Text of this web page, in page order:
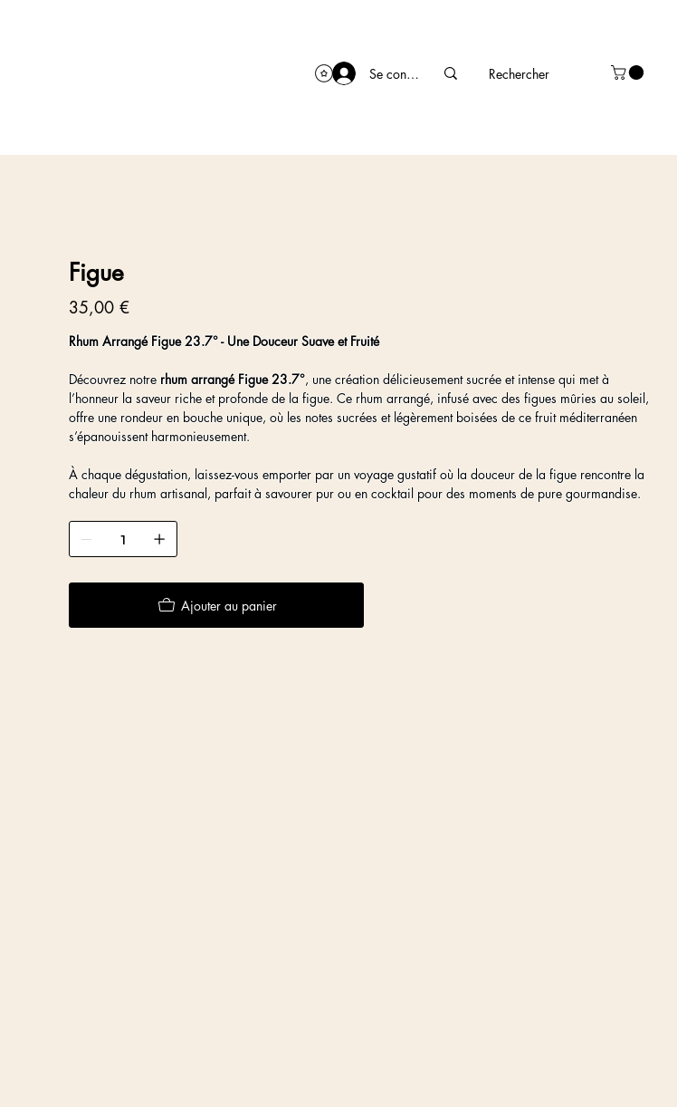
Se connecter
Figue
Prix
35,00 €
Rhum Arrangé Figue 23.7° - Une Douceur Suave et Fruité
Découvrez notre rhum arrangé Figue 23.7°, une création délicieusement sucrée et intense qui met à
l’honneur la saveur riche et profonde de la figue. Ce rhum arrangé, infusé avec des figues mûries au soleil,
offre une rondeur en bouche unique, où les notes sucrées et légèrement boisées de ce fruit méditerranéen
s’épanouissent harmonieusement.
À chaque dégustation, laissez-vous emporter par un voyage gustatif où la douceur de la figue rencontre la
chaleur du rhum artisanal, parfait à savourer pur ou en cocktail pour des moments de pure gourmandise.
Ajouter au panier